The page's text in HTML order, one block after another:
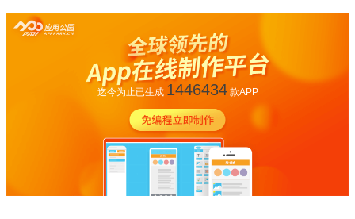
迄今为止已生成 1446434款APP